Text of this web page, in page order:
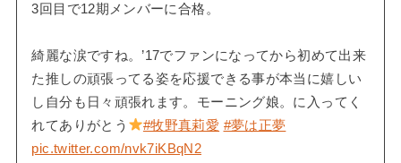
3回目で12期メンバーに合格。
綺麗な涙ですね。’17でファンになってから初めて出来
た推しの頑張ってる姿を応援できる事が本当に嬉しい
し自分も日々頑張れます。モーニング娘。に入ってく
れてありがとう
#牧野真莉愛 #夢は正夢
pic.twitter.com/nvk7iKBqN2